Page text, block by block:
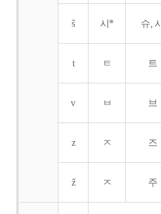
š 시* 슈, 시
t ㅌ 트
v ㅂ 브
z ㅈ 즈
ž ㅈ 주